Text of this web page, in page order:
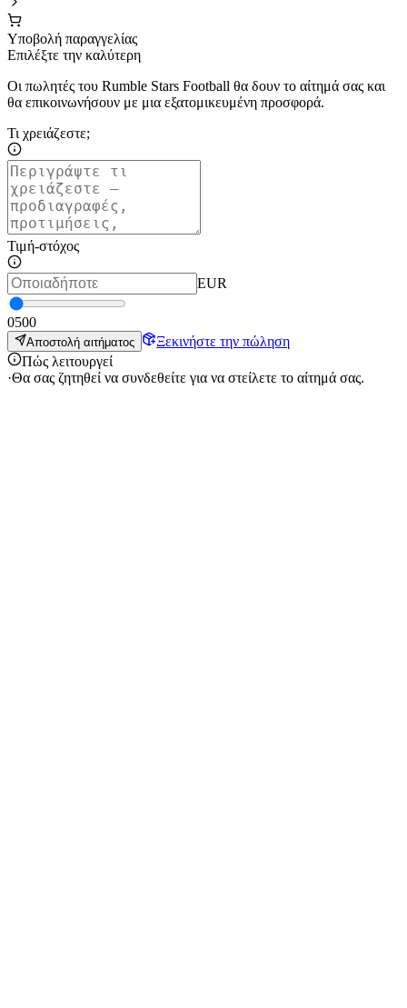
Υποβολή παραγγελίας
Επιλέξτε την καλύτερη
Οι πωλητές του Rumble Stars Football θα δουν το αίτημά σας και
θα επικοινωνήσουν με μια εξατομικευμένη προσφορά.
Τι χρειάζεστε;
Τιμή-στόχος
EUR
0500
Αποστολή αιτήματος
Ξεκινήστε την πώληση
Πώς λειτουργεί
·Θα σας ζητηθεί να συνδεθείτε για να στείλετε το αίτημά σας.